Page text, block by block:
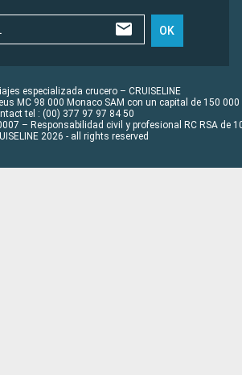
OK
especializada crucero – CRUISELINE
MC 98 000 Monaco SAM con un capital de 150 000
tel : (00) 377 97 97 84 50
– Responsabilidad civil y profesional RC RSA de
2026 - all rights reserved